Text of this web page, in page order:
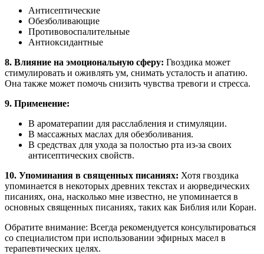
Антисептические
Обезболивающие
Противовоспалительные
Антиоксидантные
8. Влияние на эмоциональную сферу: Гвоздика может
стимулировать и оживлять ум, снимать усталость и апатию.
Она также может помочь снизить чувства тревоги и стресса.
9. Применение:
В ароматерапии для расслабления и стимуляции.
В массажных маслах для обезболивания.
В средствах для ухода за полостью рта из-за своих
антисептических свойств.
10. Упоминания в священных писаниях: Хотя гвоздика
упоминается в некоторых древних текстах и аюрведических
писаниях, она, насколько мне известно, не упоминается в
основных священных писаниях, таких как Библия или Коран.
Обратите внимание: Всегда рекомендуется консультироваться
со специалистом при использовании эфирных масел в
терапевтических целях.